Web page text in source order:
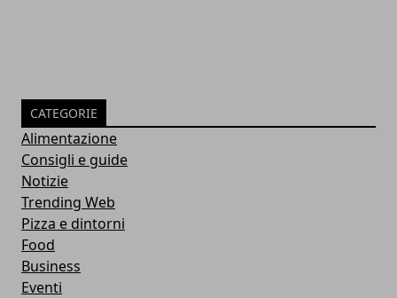
CATEGORIE
Alimentazione
Consigli e guide
Notizie
Trending Web
Pizza e dintorni
Food
Business
Eventi